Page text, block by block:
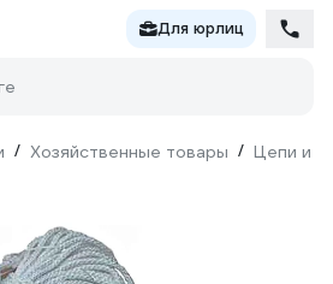
Для юрлиц
/ Хозяйственные товары / Цепи и